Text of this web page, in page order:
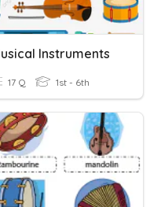
Instruments
17 Q 1st - 6th